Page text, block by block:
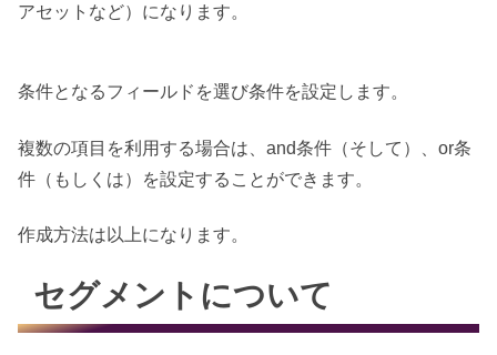
アセットなど）になります。
条件となるフィールドを選び条件を設定します。
複数の項目を利用する場合は、and条件（そして）、or条
件（もしくは）を設定することができます。
作成方法は以上になります。
セグメントについて